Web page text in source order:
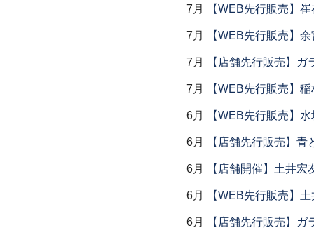
7月 【WEB先行販売】
7月 【WEB先行販売】
7月 【店舗先行販売】ガ
7月 【WEB先行販売】
6月 【WEB先行販売】
6月 【店舗先行販売】青
6月 【店舗開催】土井宏
6月 【WEB先行販売】
6月 【店舗先行販売】ガ